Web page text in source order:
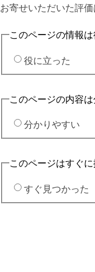
お寄せいただいた評
このページの情報
役に立った
このページの内容
分かりやすい
このページはすぐ
すぐ見つかった